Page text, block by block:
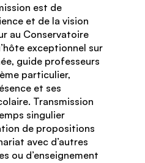
est de
et de la vision
au Conservatoire
exceptionnel sur
guide professeurs
particulier,
et ses
Transmission
singulier
de propositions
avec d’autres
ou d’enseignement